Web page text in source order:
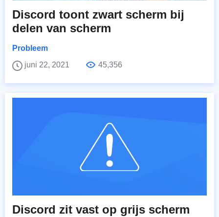
Discord toont zwart scherm bij
delen van scherm
Probleem
juni 22, 2021
45,356
Discord zit vast op grijs scherm